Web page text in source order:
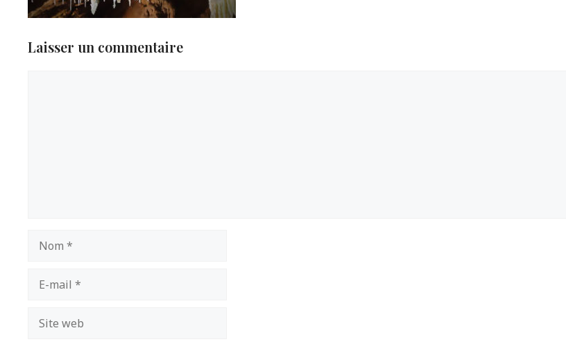
Laisser un commentaire
mail
web